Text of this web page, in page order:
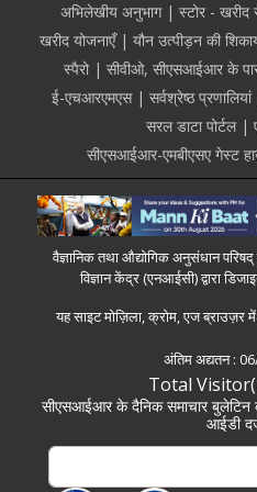
अभिलेखीय अनुभाग
स्टोर - खरीद
खरीद योजनाएँ
यौन उत्पीड़न की
स्पैरो
सीवीओ, सीएसआईआर के
ई-एचआरएमएस
सर्वश्रेष्ठ प्रणालियां
सरल डाटा पोर्टल
सीएसआईआर-एमबीएसए गेस्ट
वैज्ञानिक तथा औद्योगिक अनुसंधान परिषद्
विज्ञान केंद्र (एनआईसी) द्वारा
यह साइट मोज़िला, क्रोम, एज
अंतिम अद्यतन :
Total
सीएसआईआर के दैनिक समाचार
आईडी